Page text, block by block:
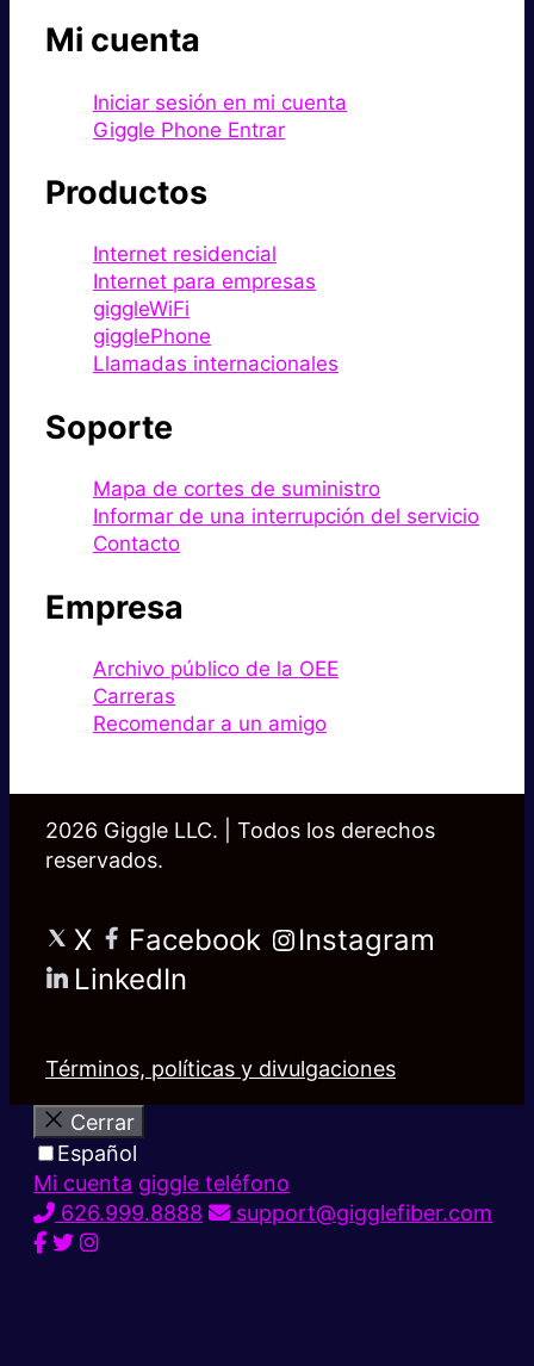
Mi cuenta
Iniciar sesión en mi cuenta
Giggle Phone Entrar
Productos
Internet residencial
Internet para empresas
giggleWiFi
gigglePhone
Llamadas internacionales
Soporte
Mapa de cortes de suministro
Informar de una interrupción del servicio
Contacto
Empresa
Archivo público de la OEE
Carreras
Recomendar a un amigo
2026 Giggle LLC. | Todos los derechos
reservados.
X Facebook
Instagram
LinkedIn
Términos, políticas y divulgaciones
Cerrar
Español
Mi cuenta giggle teléfono
626.999.8888
support@gigglefiber.com